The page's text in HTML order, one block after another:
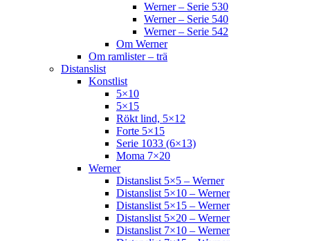
Werner – Serie 530
Werner – Serie 540
Werner – Serie 542
Om Werner
Om ramlister – trä
Distanslist
Konstlist
5×10
5×15
Rökt lind, 5×12
Forte 5×15
Serie 1033 (6×13)
Moma 7×20
Werner
Distanslist 5×5 – Werner
Distanslist 5×10 – Werner
Distanslist 5×15 – Werner
Distanslist 5×20 – Werner
Distanslist 7×10 – Werner